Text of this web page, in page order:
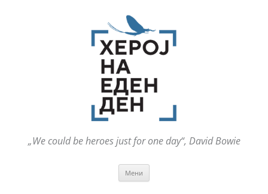
„We could be heroes just for one day“, David Bowie
Мени